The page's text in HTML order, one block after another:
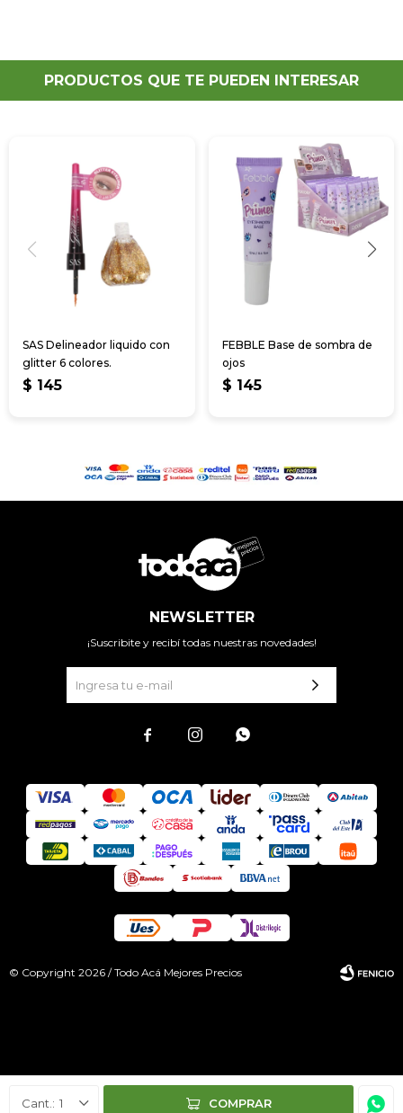
1 COMPRAR
PRODUCTOS QUE TE PUEDEN INTERESAR
SAS Delineador liquido con
glitter 6 colores.
$ 145
FEBBLE Base de sombra de
ojos
$ 145
NEWSLETTER
¡Suscribite y recibí todas nuestras novedades!
  
© Copyright 2026 / Todo Acá Mejores Precios
Fenicio